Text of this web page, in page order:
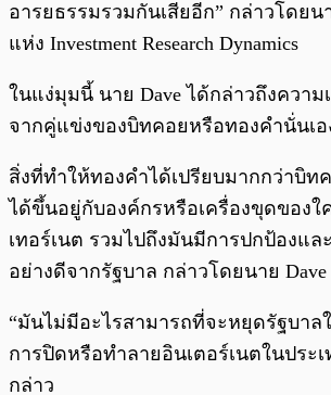
อารยธรรมรวมกันเสียอีก” กล่าวโดยน
แห่ง Investment Research Dynamics
ในแง่มุมนี้ นาย Dave ได้กล่าวถึงควา
จากคู่แข่งของบิทคอยหรือทองคำนั่นเอ
สิ่งที่ทำให้ทองคำได้เปรียบมากกว่าบิ
ได้ขึ้นอยู่กับองค์กรหรือเครื่องขุดของ
เทอร์เนต รวมไปถึงมันมีการปกป้องแล
อย่างดีจากรัฐบาล กล่าวโดยนาย Dave
“มันไม่มีอะไรสามารถที่จะหยุดรัฐบาล
การปิดหรือทำลายอินเตอร์เนตในประเ
กล่าว